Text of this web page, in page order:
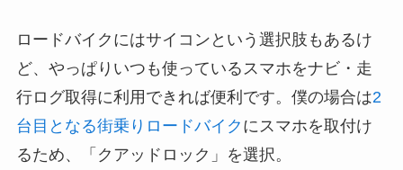
ロードバイクにはサイコンという選択肢もあるけ
ど、やっぱりいつも使っているスマホをナビ・走
行ログ取得に利用できれば便利です。僕の場合は2
台目となる街乗りロードバイク にスマホを取付け
るため、「クアッドロック」を選択。